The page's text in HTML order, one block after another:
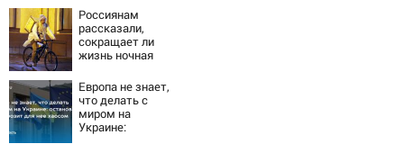
неизбежной
Россиянам
рассказали,
сокращает ли
жизнь ночная
Европа не знает,
что делать с
миром на
Украине: